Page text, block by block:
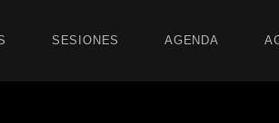
SESIONES AGENDA